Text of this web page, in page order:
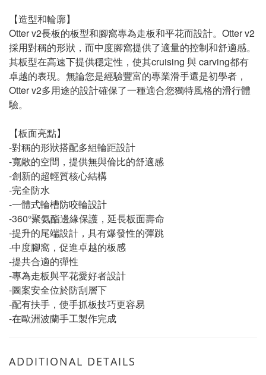
【造型和輪廓】
Otter v2長板的板型和腳窩專為走板和平花而設計。Otter v2
採用對稱的形狀，而中度腳窩提供了適量的控制和舒適感。
其板型在高速下提供穩定性，使其cruising 與 carving都有
卓越的表現。無論您是經驗豐富的專業滑手還是初學者，
Otter v2多用途的設計確保了一種適合您獨特風格的滑行體
驗。
【板面亮點】
-對稱的形狀搭配多組輪距設計
-寬敞的空間，提供無與倫比的舒適感
-創新的超輕質核心結構
-完全防水
-一體式輪槽防咬輪設計
-360°聚氨酯邊緣保護，延長板面壽命
-提升的尾端設計，具有爆發性的彈跳
-中度腳窩，促進卓越的板感
-提共合適的彈性
-專為走板與平花愛好者設計
-圖案安全位於防刮層下
-配有扶手，使手抓板技巧更容易
-在歐洲波蘭手工製作完成
ADDITIONAL DETAILS